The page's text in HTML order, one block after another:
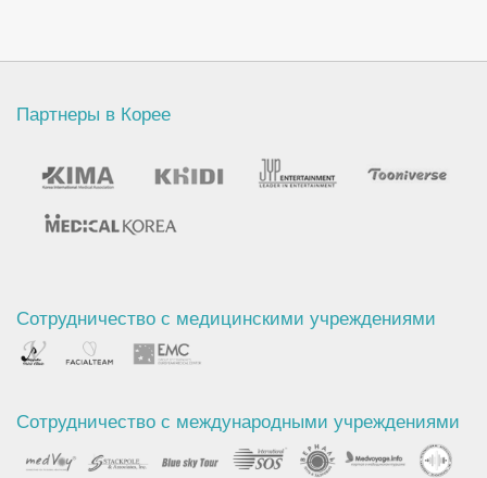
Партнеры в Корее
Сотрудничество с медицинскими учреждениями
Сотрудничество с международными учреждениями